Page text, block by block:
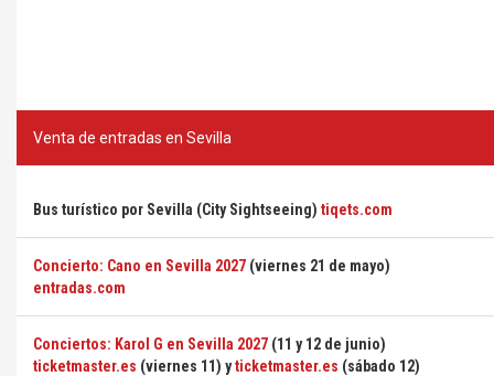
Venta de entradas en Sevilla
Bus turístico por Sevilla (City Sightseeing) tiqets.com
Concierto: Cano en Sevilla 2027 (viernes 21 de mayo)
entradas.com
Conciertos: Karol G en Sevilla 2027 (11 y 12 de junio)
ticketmaster.es (viernes 11) yticketmaster.es (sábado 12)